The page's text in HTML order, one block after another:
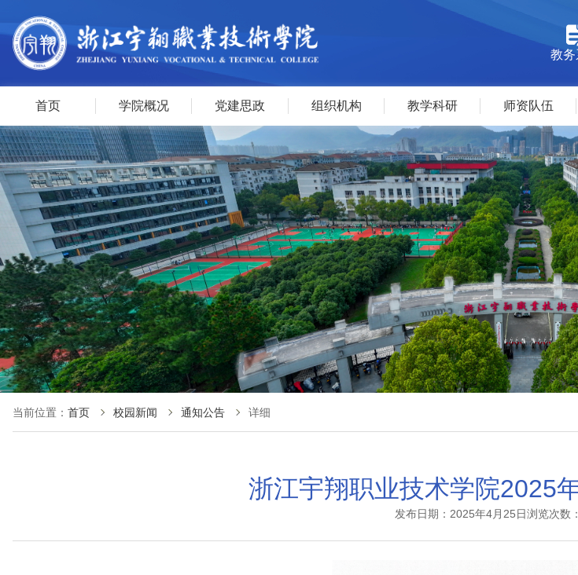
教
首页 学院概况 党建思政 组织机构 教学科研 师资队伍
当前位置： 首页 校园新闻 通知公告 详细
浙江宇翔职业技术学院2025
发布日期：2025年4月25日浏览次数